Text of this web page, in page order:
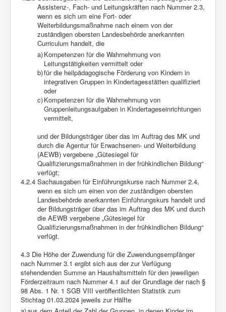
Assistenz-, Fach- und Leitungskräften nach Nummer 2.3,
wenn es sich um eine Fort- oder
Weiterbildungsmaßnahme nach einem von der
zuständigen obersten Landesbehörde anerkannten
Curriculum handelt, die
a)Kompetenzen für die Wahrnehmung von
Leitungstätigkeiten vermittelt oder
b)für die heilpädagogische Förderung von Kindern in
integrativen Gruppen in Kindertagesstätten qualifiziert
oder
c)Kompetenzen für die Wahrnehmung von
Gruppenleitungsaufgaben in Kindertageseinrichtungen
vermittelt,
und der Bildungsträger über das im Auftrag des MK und
durch die Agentur für Erwachsenen- und Weiterbildung
(AEWB) vergebene „Gütesiegel für
Qualifizierungsmaßnahmen in der frühkindlichen Bildung“
verfügt;
4.2.4 Sachausgaben für Einführungskurse nach Nummer 2.4,
wenn es sich um einen von der zuständigen obersten
Landesbehörde anerkannten Einführungskurs handelt und
der Bildungsträger über das im Auftrag des MK und durch
die AEWB vergebene „Gütesiegel für
Qualifizierungsmaßnahmen in der frühkindlichen Bildung“
verfügt.
4.3 Die Höhe der Zuwendung für die Zuwendungsempfänger
nach Nummer 3.1 ergibt sich aus der zur Verfügung
stehendenden Summe an Haushaltsmitteln für den jeweiligen
Förderzeitraum nach Nummer 4.1 auf der Grundlage der nach §
98 Abs. 1 Nr. 1 SGB VIII veröffentlichten Statistik zum
Stichtag 01.03.2024 jeweils zur Hälfte